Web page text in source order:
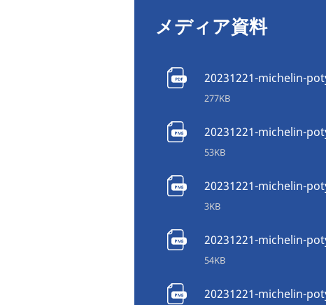
メディア資料
20231221-michelin-
277KB
20231221-michelin-
53KB
20231221-michelin-
3KB
20231221-michelin-
54KB
20231221-michelin-